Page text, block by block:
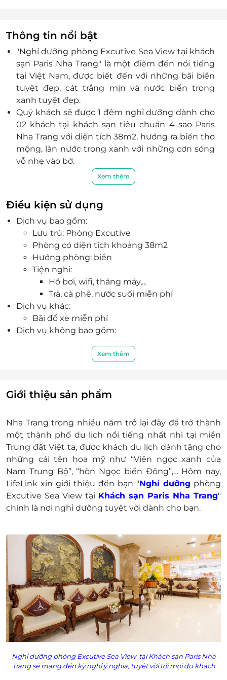
Thông tin nổi bật
"Nghỉ dưỡng phòng Excutive Sea View tại khách
sạn Paris Nha Trang"
là một điểm đến nổi tiếng
tại Việt Nam, được biết đến với những bãi biển
tuyệt đẹp, cát trắng mịn và nước biển trong
xanh tuyệt đẹp.
Quý khách sẽ được 1 đêm nghỉ dưỡng dành cho
02 khách tại khách sạn tiêu chuẩn 4 sao Paris
Nha Trang với diện tích 38m2, hướng ra biển thơ
mộng, làn nước trong xanh với những cơn sóng
vỗ nhẹ vào bờ.
Trải nghiệm trọn vẹn các dịch vụ: Ăn sáng buffet
dinh dưỡng với 29 món, ăn trưa với set menu đa
dạng, dịch vụ hồ bơi, gym miễn phí,....
Khách sạn ngay vị trí trung tâm thành phố, xung
quanh cực kỳ nhiều tiện ích và các điểm vui chơi:
Cách bãi biển chỉ 50m, cách Quảng trường , chợ
đêm, Sailing Club... chỉ trong vòng bán kính
500m. Quý khách thoải mái vui chơi và tận
hưởng không khí nhộn nhịp của Thành Phố Nha
Trang.
Với đội ngũ nhân viên chuyên nghiệp, chu đáo,
nhiệt tình cùng chất lượng dịch vụ đẳng cấp 4
sao quốc tế, khách sạn Paris Nha Trang sẽ mang
đến sự hài lòng nhất tới mọi khách hàng.
Xem thêm
Điều kiện sử dụng
Dịch vụ bao gồm:
Lưu trú: Phòng Excutive
Phòng có diện tích khoảng 38m2
Hướng phòng: biển
Tiện nghi:
Hồ bơi, wifi, tháng máy,...
Trà, cà phê, nước suối miễn phí
Dịch vụ khác:
Bãi đổ xe miễn phí
Dịch vụ không bao gồm:
Giá phòng trẻ em:
Miễn phí 2 trẻ em dưới 6 tuổi.
em/ bữa sáng ngủ chung giường với bố mẹ.
Phụ thu trẻ em từ 12 tuổi trở lên bằng người
lớn: 200.000 VNĐ/ người có giường phụ.
Phụ thu:
Giường phụ Kê giường phụ phụ thu
200.000 VNĐ/ giường.
Phụ thu phòng đơn: Không.
Người thứ 3: 200.000 VNĐ/ người. Trường
phòng bình thường (2 người lớn)
Ngày Lễ/tết/cuối tuần/giai đoạn cao điểm:
Phụ thu lễ tết: 100.000 VNĐ/ người.
Nhận phòng trước 6h00 sáng: Phụ thu 100%,
từ 6h00 -12h00 phụ thu 50%, từ 1200 - 13h00
miễn phí tuỳ tình trạng phòng.
Trả phòng trễ sau 18h00 phụ thu 100%, từ
12h00 - 18h00 phụ thu 50%, từ 1200 -13h00
miễn phí tuỳ tình trạng phòng.
Điều kiện đặt & nhận phòng:
Đặt ít nhất 7 - 10 ngày trước ngày đến lưu trú
Xem thêm
Giới thiệu sản phẩm
Nha Trang trong nhiều năm trở lại đây đã trở thành
một thành phố du lịch nổi tiếng nhất nhì tại miền
Trung đất Việt ta, được khách du lịch dành tặng cho
những cái tên hoa mỹ như “Viên ngọc xanh của
Nam Trung Bộ”, “hòn Ngọc biển Đông”,… Hôm nay,
LifeLink xin giới thiệu đến bạn "Nghỉ dưỡng phòng
Excutive Sea View tại Khách sạn Paris Nha Trang"
chính là nơi nghỉ dưỡng tuyệt vời dành cho bạn.
Nghỉ dưỡng phòngExcutive Sea View tại Khách sạn Paris Nha
Trangsẽ mang đến kỳ nghỉ ý nghĩa, tuyệt vời tới mọi du khách